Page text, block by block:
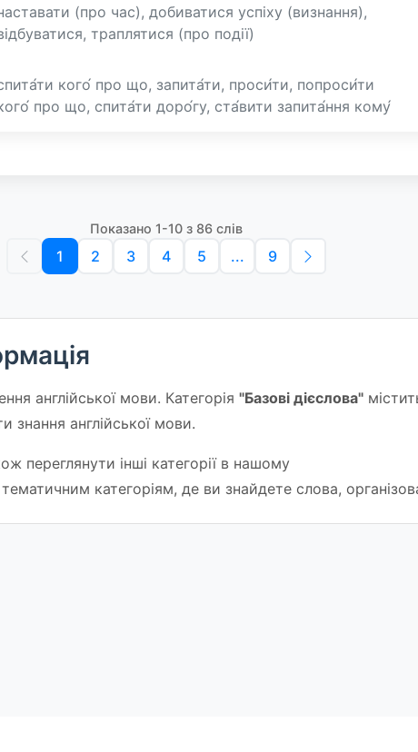
(про час), добиватися успіху (визнання),
траплятися (про події)
кого́ про що, запита́ти, проси́ти, попроси́ти
про що, спита́ти доро́гу, ста́вити запита́ння кому́
Показано 1-10 з 86 слів
1 2 3 4 5 ... 9
англійської мови. Категорія "Базові дієслова"
англійської мови.
переглянути інші категорії в нашому
категоріям, де ви знайдете слова,